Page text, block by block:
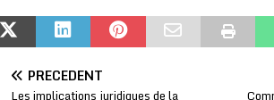
PRÉCÉDENT
Les implications juridiques de la